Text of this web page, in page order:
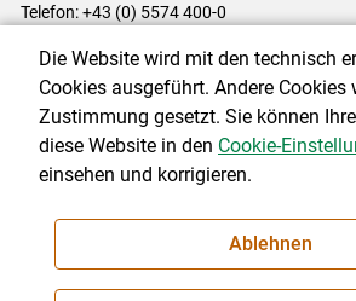
Telefon: +43 (0) 5574 400-0
Impressum|Kontakt|
Cookie-Einstellungen
NEWSLETTER
Die Website wird mit den technisch
Cookies ausgeführt. Andere Cookies
Zustimmung gesetzt. Sie können
diese Website in den Cookie-
einsehen und korrigieren.
Ablehnen